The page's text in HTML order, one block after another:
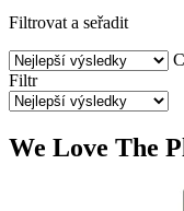
Filtrovat a seřadit
Filtr
We Love The